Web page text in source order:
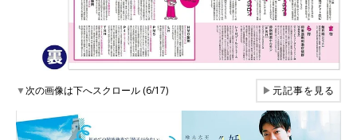
▼次の画像は下へスクロール (6/17) ▶元記事を見る